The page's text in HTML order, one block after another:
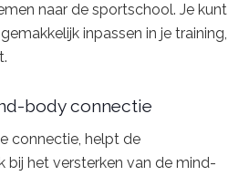
naar de sportschool. Je kunt
inpassen in je training,
body connectie
connectie, helpt de
bij het versterken van de mind-